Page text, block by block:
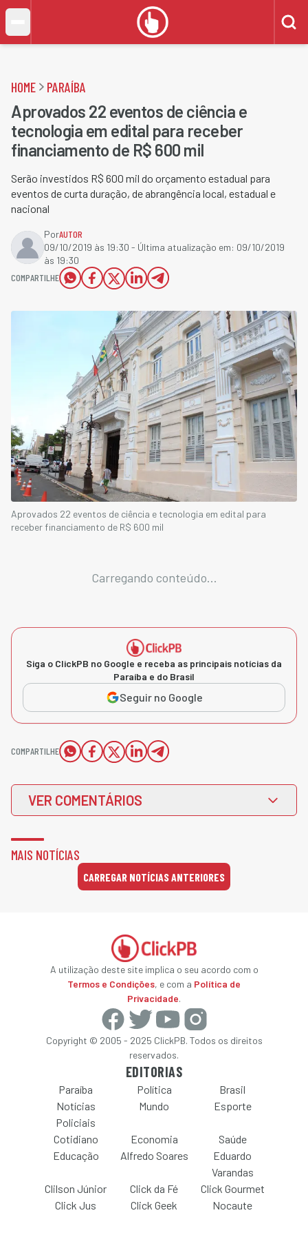
HOME PARAÍBA
Aprovados 22 eventos de ciência e
tecnologia em edital para receber
financiamento de R$ 600 mil
Serão investidos R$ 600 mil do orçamento estadual para
eventos de curta duração, de abrangência local, estadual e
nacional
PorAUTOR
09/10/2019 às 19:30 - Última atualização em: 09/10/2019
às 19:30
COMPARTILHE
Aprovados 22 eventos de ciência e tecnologia em edital para
receber financiamento de R$ 600 mil
Carregando conteúdo...
Siga o ClickPB no Google e receba as principais notícias da
Paraíba e do Brasil
Seguir no Google
COMPARTILHE
VER COMENTÁRIOS
MAIS NOTÍCIAS
CARREGAR NOTÍCIAS ANTERIORES
A utilização deste site implica o seu acordo com o
Termos e Condições, e com a Política de
Privacidade.
Copyright © 2005 - 2025 ClickPB. Todos os direitos
reservados.
EDITORIAS
Paraíba Política
Brasil
Notícias
Policiais
Mundo Esporte
Cotidiano Economia
Saúde
Educação
Alfredo Soares
Eduardo
Varandas
Clilson Júnior
Click da Fé
Click Gourmet
Click Jus
Click Geek Nocaute